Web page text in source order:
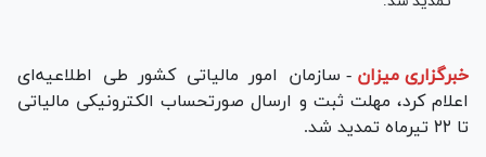
خبرگزاری میزان - سازمان امور مالیاتی کشور طی اطلاعیه‌ای
اعلام کرد، مهلت ثبت و ارسال صورتحساب الکترونیکی مالیاتی
تا ۲۲ تیرماه تمدید شد.